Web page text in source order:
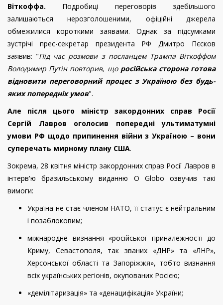
Віткоффа. Подробиці переговорів здебільшого
залишаються нерозголошеними, офіційні джерела
обмежилися короткими заявами. Однак за підсумками
зустрічі прес-секретар президента РФ Дмитро Пєсков
заявив: "Під час розмови з посланцем Трампа Віткоффом
Володимир Путін повторив, що російська сторона готова
відновити переговорний процес з Україною без будь-
яких попередніх умов".
Але після цього міністр закордонних справ Росії
Сергій Лавров оголосив попередні ультиматумні
умови РФ щодо припинення війни з Україною – вони
суперечать мирному плану США.
Зокрема, 28 квітня міністр закордонних справ Росії Лавров в
інтерв'ю бразильському виданню O Globo озвучив такі
вимоги:
Україна не стає членом НАТО, її статус є нейтральним
і позаблоковим;
міжнародне визнання «російської приналежності до
Криму, Севастополя, так званих «ДНР» та «ЛНР»,
Херсонської області та Запоріжжя», тобто визнання
всіх українських регіонів, окупованих Росією;
«демілітаризація» та «денацифікація» України;